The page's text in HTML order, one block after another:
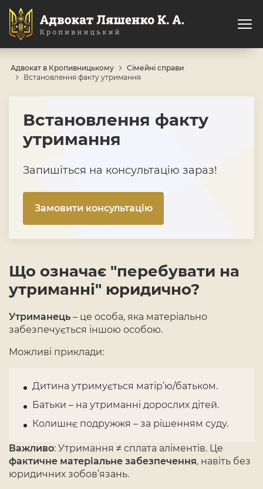
Адвокат в Кропивницькому
Сімейні справи
Встановлення факту утримання
Встановлення факту
утримання
Запишіться на консультацію зараз!
Замовити консультацію
Що означає "перебувати на
утриманні" юридично?
Утриманець – це особа, яка матеріально
забезпечується іншою особою.
Можливі приклади:
Дитина утримується матір’ю/батьком.
Батьки – на утриманні дорослих дітей.
Колишнє подружжя – за рішенням суду.
Важливо: Утримання ≠ сплата аліментів. Це
фактичне матеріальне забезпечення, навіть без
юридичних зобов’язань.